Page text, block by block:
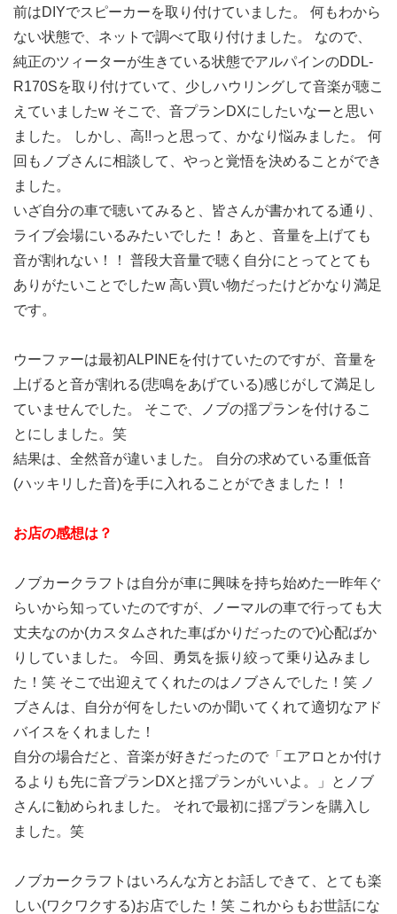
前はDIYでスピーカーを取り付けていました。 何もわから
ない状態で、ネットで調べて取り付けました。 なので、
純正のツィーターが生きている状態でアルパインのDDL-
R170Sを取り付けていて、少しハウリングして音楽が聴こ
えていましたw そこで、音プランDXにしたいなーと思い
ました。 しかし、高!!っと思って、かなり悩みました。 何
回もノブさんに相談して、やっと覚悟を決めることができ
ました。
いざ自分の車で聴いてみると、皆さんが書かれてる通り、
ライブ会場にいるみたいでした！ あと、音量を上げても
音が割れない！！ 普段大音量で聴く自分にとってとても
ありがたいことでしたw 高い買い物だったけどかなり満足
です。
ウーファーは最初ALPINEを付けていたのですが、音量を
上げると音が割れる(悲鳴をあげている)感じがして満足し
ていませんでした。 そこで、ノブの揺プランを付けるこ
とにしました。笑
結果は、全然音が違いました。 自分の求めている重低音
(ハッキリした音)を手に入れることができました！！
お店の感想は？
ノブカークラフトは自分が車に興味を持ち始めた一昨年ぐ
らいから知っていたのですが、ノーマルの車で行っても大
丈夫なのか(カスタムされた車ばかりだったので)心配ばか
りしていました。 今回、勇気を振り絞って乗り込みまし
た！笑 そこで出迎えてくれたのはノブさんでした！笑 ノ
ブさんは、自分が何をしたいのか聞いてくれて適切なアド
バイスをくれました！
自分の場合だと、音楽が好きだったので「エアロとか付け
るよりも先に音プランDXと揺プランがいいよ。」とノブ
さんに勧められました。 それで最初に揺プランを購入し
ました。笑
ノブカークラフトはいろんな方とお話しできて、とても楽
しい(ワクワクする)お店でした！笑 これからもお世話にな